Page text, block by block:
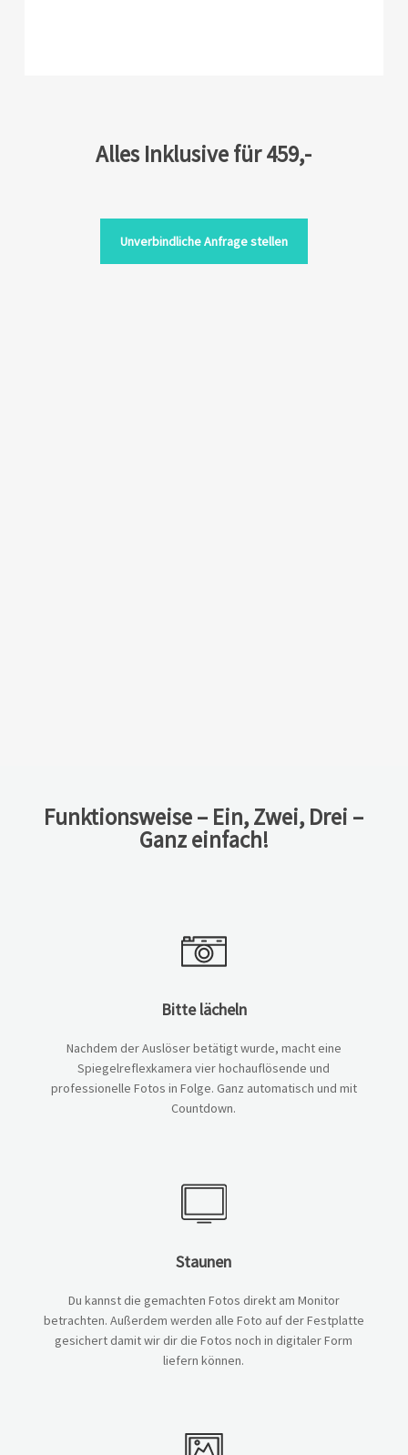
Alles Inklusive für 459,-
Unverbindliche Anfrage stellen
Funktionsweise – Ein, Zwei, Drei –
Ganz einfach!
Bitte lächeln
Nachdem der Auslöser betätigt wurde, macht eine
Spiegelreflexkamera vier hochauflösende und
professionelle Fotos in Folge. Ganz automatisch und mit
Countdown.
Staunen
Du kannst die gemachten Fotos direkt am Monitor
betrachten. Außerdem werden alle Foto auf der Festplatte
gesichert damit wir dir die Fotos noch in digitaler Form
liefern können.